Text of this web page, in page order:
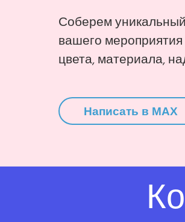
Соберем
вашего
цвета, материала,
Написать в MAX